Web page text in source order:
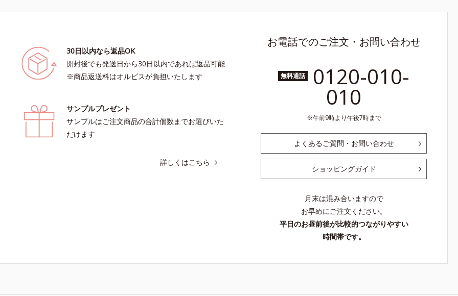
30日以内なら返品OK
開封後でも発送日から30日以内であれば返品可能
※商品返送料はオルビスが負担いたします
サンプルプレゼント
サンプルはご注文商品の合計個数までお選びいた
だけます
詳しくはこちら
お電話でのご注文・お問い合わせ
無料通話 0120-010-
010
午前9時より午後7時まで
よくあるご質問・お問い合わせ
ショッピングガイド
月末は混み合いますので
お早めにご注文ください。
平日のお昼前後が比較的つながりやすい
時間帯です。